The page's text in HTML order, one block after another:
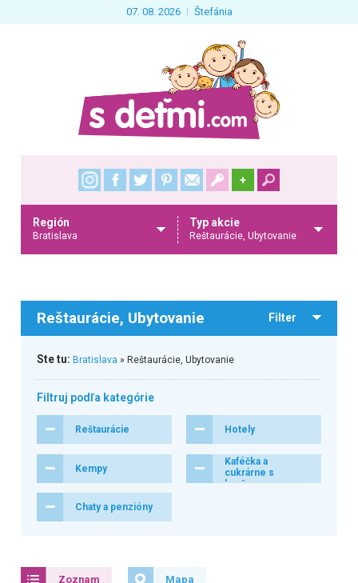
07. 08. 2026 Štefánia
+
Región
Bratislava
Typ akcie
Reštaurácie, Ubytovanie
Reštaurácie, Ubytovanie Filter
Ste tu: Bratislava » Reštaurácie, Ubytovanie
Filtruj podľa kategórie
Reštaurácie Hotely
Kempy
Kaféčka a
cukrárne s
herňou
Chaty a penzióny
Zoznam Mapa